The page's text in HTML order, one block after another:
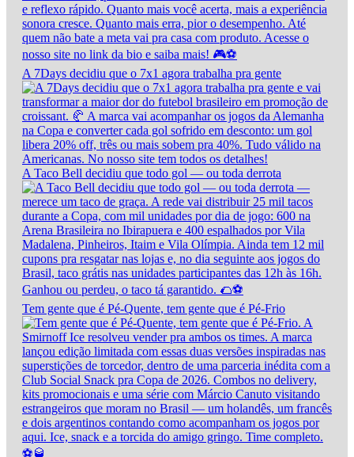
A 7Days decidiu que o 7x1 agora trabalha pra gente
A Taco Bell decidiu que todo gol — ou toda derrota
Tem gente que é Pé-Quente, tem gente que é Pé-Frio